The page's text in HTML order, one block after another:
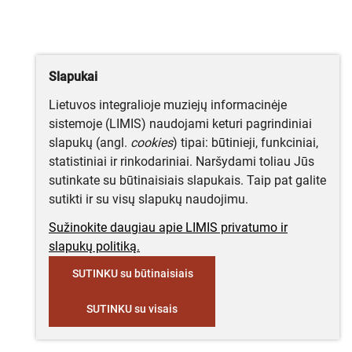
Slapukai
Lietuvos integralioje muziejų informacinėje
sistemoje (LIMIS) naudojami keturi pagrindiniai
slapukų (angl. cookies) tipai: būtinieji, funkciniai,
statistiniai ir rinkodariniai. Naršydami toliau Jūs
sutinkate su būtinaisiais slapukais. Taip pat galite
sutikti ir su visų slapukų naudojimu.
Sužinokite daugiau apie LIMIS privatumo ir
slapukų politiką.
SUTINKU su būtinaisiais
SUTINKU su visais